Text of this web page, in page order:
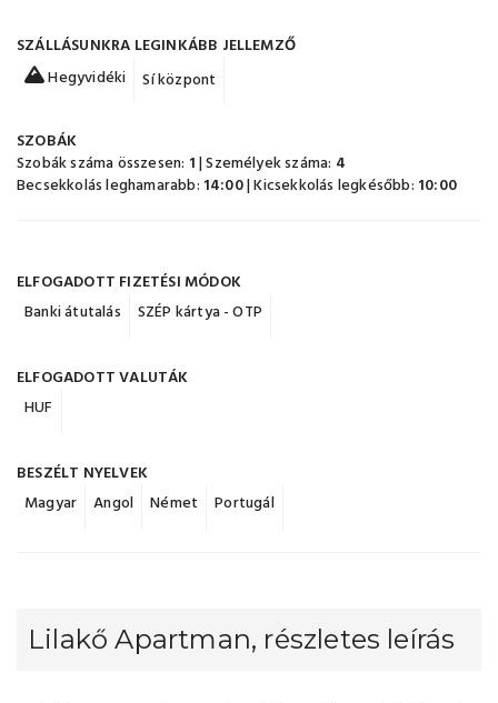
SZÁLLÁSUNKRA LEGINKÁBB JELLEMZŐ
Hegyvidéki
Sí központ
SZOBÁK
Szobák száma összesen: 1| Személyek száma: 4
Becsekkolás leghamarabb: 14:00| Kicsekkolás legkésőbb: 10:00
ELFOGADOTT FIZETÉSI MÓDOK
Banki átutalás
SZÉP kártya - OTP
ELFOGADOTT VALUTÁK
HUF
BESZÉLT NYELVEK
Magyar
Angol Német Portugál
Lilakő Apartman, részletes leírás